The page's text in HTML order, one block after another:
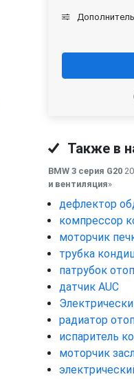
Также в
BMW 3 серия G20
и вентиляция»
дефлектор
компрессор
моторчик
трубка
патрубок
датчик AUC
радиатор
испаритель
моторчик